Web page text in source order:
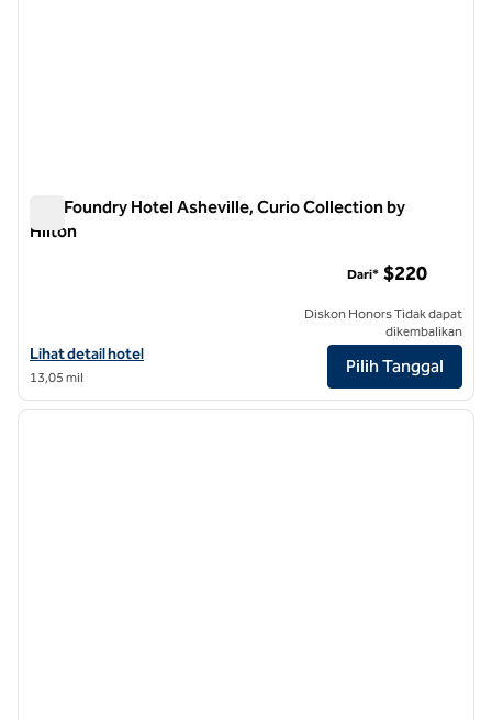
The Foundry Hotel Asheville, Curio Collection by
Hilton
Lihat detail hotel untuk The Foundry Hotel Asheville, Curio
Lihat detail hotel
13,05 mil
Dari* $220
Diskon Honors Tidak dapat
dikembalikan
Pilih Tanggal
1/12
1 dari 12